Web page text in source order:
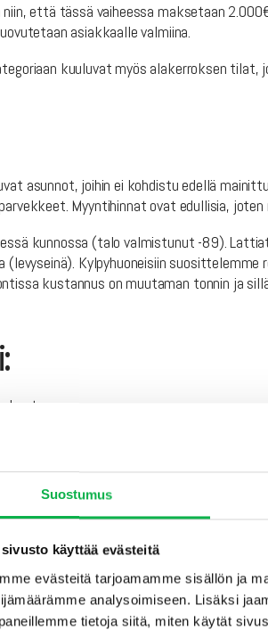
Suostumus
sivusto käyttää evästeitä
evästeitä tarjoamamme sisällön ja
analysoimiseen. Lisäksi
tietoja siitä, miten käytät
että tässä vaiheessa maksetaan
asiakkaalle valmiina.
kuuluvat myös alakerroksen
asunnot, joihin ei kohdistu edellä
Myyntihinnat ovat edullisia,
kunnossa (talo valmistunut -89).
Kylpyhuoneisiin
kustannus on muutaman tonnin ja
asuntotyypin asunnot ovat varattuja,
saat mahdollisuuden sen ostoon.